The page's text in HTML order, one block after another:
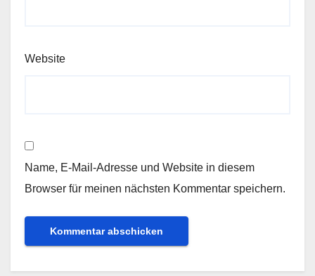
Website
Name, E-Mail-Adresse und Website in diesem
Browser für meinen nächsten Kommentar speichern.